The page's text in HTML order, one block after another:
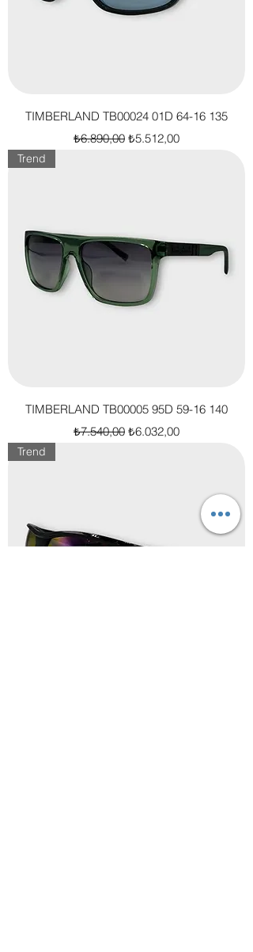
TIMBERLAND TB00024 01D 64-16 135
Normal Fiyat
₺6.890,00 İndirimli Fiyat
₺5.512,00
Trend
TIMBERLAND TB00005 95D 59-16 140
Normal Fiyat
₺7.540,00 İndirimli Fiyat
₺6.032,00
Trend